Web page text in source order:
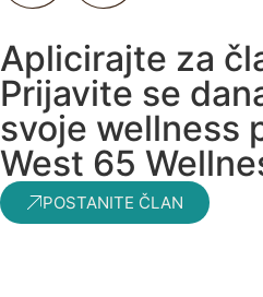
Aplicirajte za
Prijavite se
svoje wellness
West 65
POSTANITE ČLAN